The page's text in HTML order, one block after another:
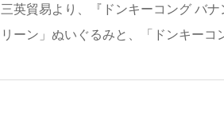
三英貿易より、『ドンキーコング バ
リーン」ぬいぐるみと、「ドンキーコ